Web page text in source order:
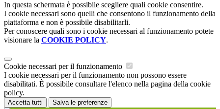
In questa schermata è possibile scegliere quali cookie consentire.
I cookie necessari sono quelli che consentono il funzionamento della
piattaforma e non è possibile disabilitarli.
Per conoscere quali sono i cookie necessari al funzionamento potete
visionare la COOKIE POLICY.
Cookie necessari per il funzionamento
I cookie necessari per il funzionamento non possono essere
disabilitati. È possibile consultare l'elenco nella pagina della cookie
policy.
Accetta tutti Salva le preferenze